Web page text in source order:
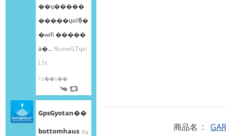
��ɥ�����
�����ɥӥ塼�
�wifi �����
ä�...fb.me/LTqzi
L1t
12��5��
GpsGyotan��
bottomhaus @g 商品名 :